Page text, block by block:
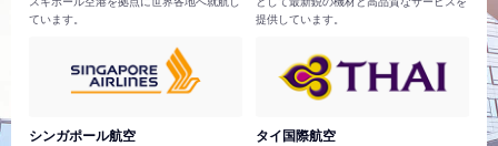
ています。
提供しています。
シンガポール航空 タイ国際航空